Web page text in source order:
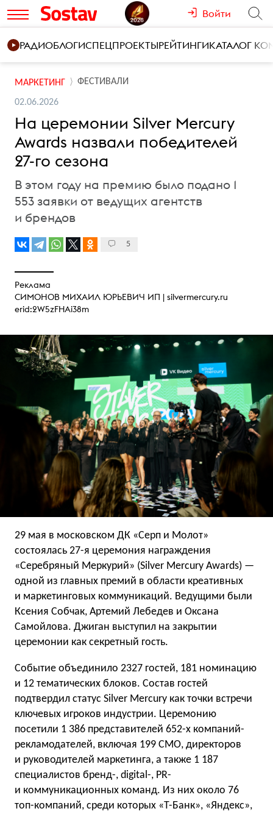
Войти
РАДИОБЛОГИСПЕЦПРОЕКТЫРЕЙТИНГИКАТАЛОГ
МАРКЕТИНГ ФЕСТИВАЛИ
02.06.2026
На церемонии Silver Mercury
Awards назвали победителей
27-го сезона
В этом году на премию было подано 1
553 заявки от ведущих агентств
и брендов
5
Реклама
СИМОНОВ МИХАИЛ ЮРЬЕВИЧ ИП | silvermercury.ru
erid:2W5zFHAi38m
29 мая в московском ДК «Серп и Молот»
состоялась 27-я церемония награждения
«Серебряный Меркурий» (Silver Mercury Awards) —
одной из главных премий в области креативных
и маркетинговых коммуникаций. Ведущими были
Ксения Собчак, Артемий Лебедев и Оксана
Самойлова. Джиган выступил на закрытии
церемонии как секретный гость.
Событие объединило 2327 гостей, 181 номинацию
и 12 тематических блоков. Состав гостей
подтвердил статус Silver Mercury как точки встречи
ключевых игроков индустрии. Церемонию
посетили 1 386 представителей 652-х компаний-
рекламодателей, включая 199 CMO, директоров
и руководителей маркетинга, а также 1 187
специалистов бренд-, digital-, PR-
и коммуникационных команд. Из них около 76
топ-компаний, среди которых «Т-Банк», «Яндекс»,